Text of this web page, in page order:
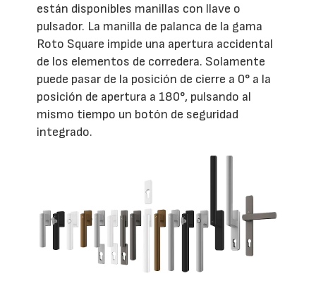
están disponibles manillas con llave o
pulsador. La manilla de palanca de la gama
Roto Square impide una apertura accidental
de los elementos de corredera. Solamente
puede pasar de la posición de cierre a 0° a la
posición de apertura a 180°, pulsando al
mismo tiempo un botón de seguridad
integrado.